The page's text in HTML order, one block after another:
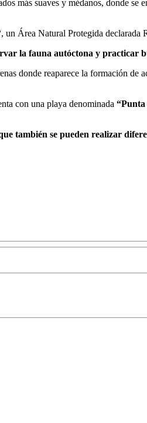
más suaves y médanos, donde se
un Área Natural Protegida declarada
la fauna autóctona y practicar
donde reaparece la formación de
con una playa denominada “Punta
también se pueden realizar